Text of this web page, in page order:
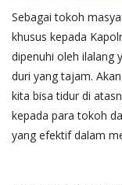
Sebagai tokoh
khusus kepada
dipenuhi oleh ilalang
duri yang tajam.
kita bisa tidur di
kepada para tokoh
yang efektif dalam